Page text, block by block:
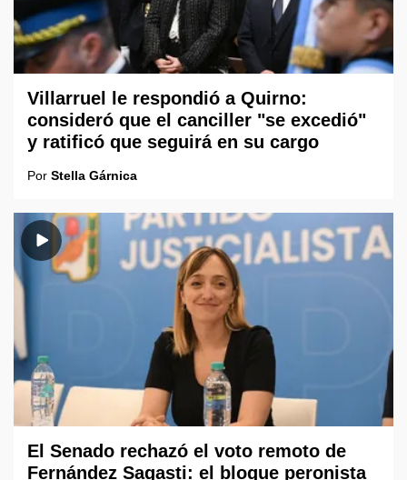
Villarruel le respondió a Quirno:
consideró que el canciller "se excedió"
y ratificó que seguirá en su cargo
Por Stella Gárnica
El Senado rechazó el voto remoto de
Fernández Sagasti: el bloque peronista